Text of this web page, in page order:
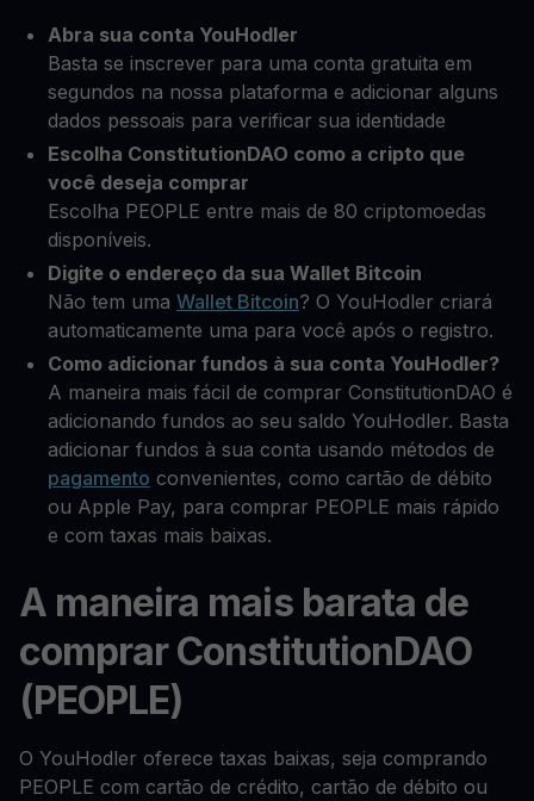
Abra sua conta YouHodler
Basta se inscrever para uma conta gratuita em
segundos na nossa plataforma e adicionar alguns
dados pessoais para verificar sua identidade
Escolha ConstitutionDAO como a cripto que
você deseja comprar
Escolha PEOPLE entre mais de 80 criptomoedas
disponíveis.
Digite o endereço da sua Wallet Bitcoin
Não tem uma Wallet Bitcoin? O YouHodler criará
automaticamente uma para você após o registro.
Como adicionar fundos à sua conta YouHodler?
A maneira mais fácil de comprar ConstitutionDAO é
adicionando fundos ao seu saldo YouHodler. Basta
adicionar fundos à sua conta usando métodos de
pagamento convenientes, como cartão de débito
ou Apple Pay, para comprar PEOPLE mais rápido
e com taxas mais baixas.
A maneira mais barata de
comprar ConstitutionDAO
(PEOPLE)
O YouHodler oferece taxas baixas, seja comprando
PEOPLE com cartão de crédito, cartão de débito ou